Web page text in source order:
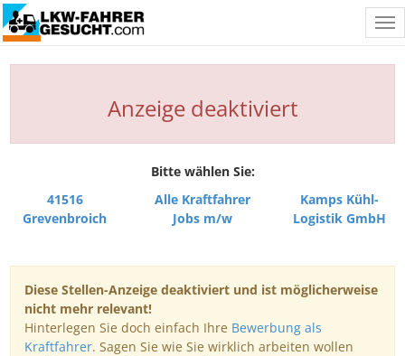
Anzeige deaktiviert
Bitte wählen Sie:
41516
Grevenbroich
Alle Kraftfahrer
Jobs m/w
Kamps Kühl-
Logistik GmbH
Diese Stellen-Anzeige deaktiviert und ist möglicherweise
nicht mehr relevant!
Hinterlegen Sie doch einfach Ihre Bewerbung als
Kraftfahrer. Sagen Sie wie Sie wirklich arbeiten wollen